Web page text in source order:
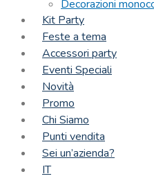
Decorazioni
Kit Party
Feste a tema
Accessori party
Eventi Speciali
Novità
Promo
Chi Siamo
Punti vendita
Sei un’azienda?
IT